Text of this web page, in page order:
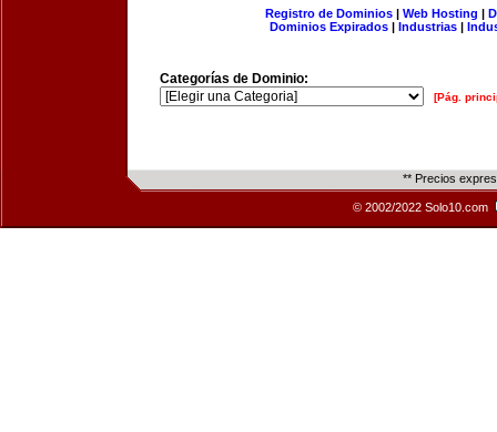
Registro de Dominios| Web Hosting |
Dominios Expirados | Industrias |
Categorías de Dominio:
[Pág.
** Precios
© 2002/2022 Solo10.com